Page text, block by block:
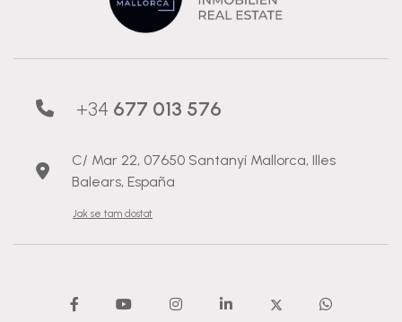
+34 677 013 576
C/ Mar 22, 07650 Santanyí Mallorca, Illes
Balears, España
Jak se tam dostat